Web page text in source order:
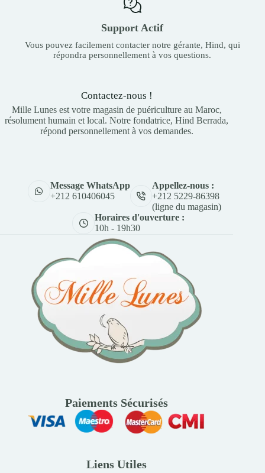
Support Actif
Vous pouvez facilement contacter notre gérante, Hind, qui
répondra personnellement à vos questions.
Contactez-nous !
Mille Lunes est votre magasin de puériculture au Maroc,
résolument humain et local. Notre fondatrice, Hind Berrada,
répond personnellement à vos demandes.
Message WhatsApp
+212 610406045
Appellez-nous :
+212 5229-86398
(ligne du magasin)
Horaires d'ouverture :
10h - 19h30
Paiements Sécurisés
Liens Utiles